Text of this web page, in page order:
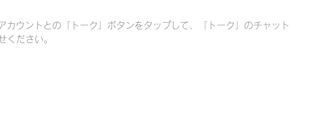
ウントとの「トーク」ボタンをタップして、「トーク」のチャット
ください。